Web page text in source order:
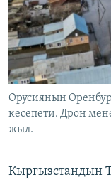
ЭЕ/АРнун
Орусиянын
кесепети. Дрон
жыл.
Кыргызстандын